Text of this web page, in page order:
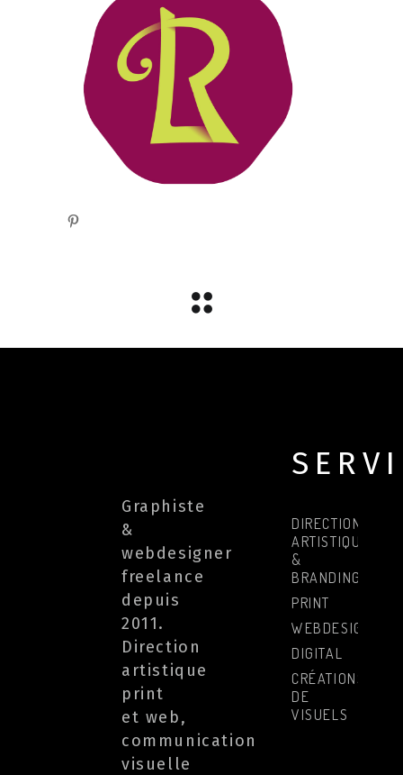
Graphiste
&
webdesigner
freelance
depuis
2011.
Direction
artistique
print
et web,
communication
visuelle
DIRECTION
ARTISTIQUE
&
BRANDING
PRINT
WEBDESIGN
DIGITAL
CRÉATIONS
DE
VISUELS